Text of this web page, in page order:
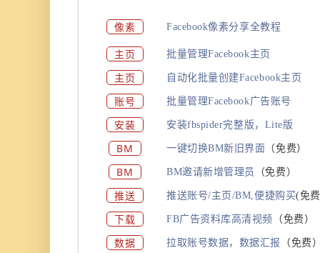
像素 Facebook像素分享全教程
主页 批量管理Facebook主页
主页 自动化批量创建Facebook主页
账号 批量管理Facebook广告账号
安装 安装fbspider完整版，Lite版
BM 一键切换BM新旧界面 （免费）
BM BM邀请新增管理员 （免费）
推送 推送账号/主页/BM,便捷购买(免
下载 FB广告资料库高清视频 （免费）
数据 拉取账号数据，数据汇报 （免费